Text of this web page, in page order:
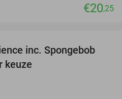
€20,25
27%
inc. Spongebob
keuze